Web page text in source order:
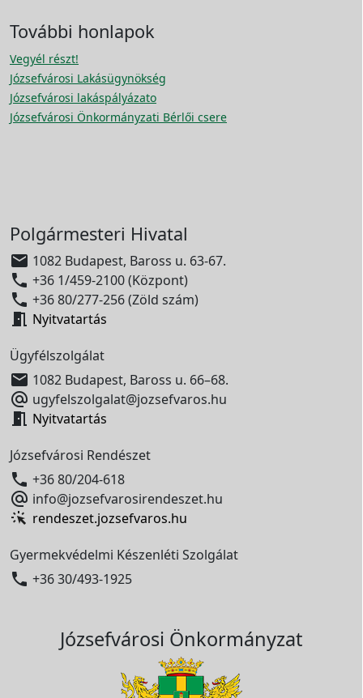
További honlapok
Vegyél részt!
Józsefvárosi Lakásügynökség
Józsefvárosi lakáspályázato
Józsefvárosi Önkormányzati Bérlői csere
Polgármesteri Hivatal
 1082 Budapest, Baross u. 63-67.
 +36 1/459-2100 (Központ)
 +36 80/277-256 (Zöld szám)
 Nyitvatartás
Ügyfélszolgálat
 1082 Budapest, Baross u. 66–68.
 ugyfelszolgalat@jozsefvaros.hu
 Nyitvatartás
Józsefvárosi Rendészet
 +36 80/204-618
 info@jozsefvarosirendeszet.hu
rendeszet.jozsefvaros.hu
Gyermekvédelmi Készenléti Szolgálat
 +36 30/493-1925
Józsefvárosi Önkormányzat